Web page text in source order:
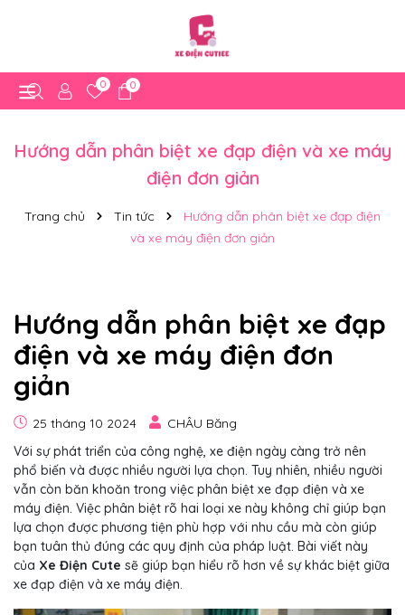
0 0
Hướng dẫn phân biệt xe đạp điện và xe máy
điện đơn giản
Trang chủ Tin tức
Hướng dẫn phân biệt xe đạp điện
và xe máy điện đơn giản
Hướng dẫn phân biệt xe đạp
điện và xe máy điện đơn
giản
25 tháng 10 2024
CHÂU Băng
Với sự phát triển của công nghệ, xe điện ngày càng trở nên
phổ biến và được nhiều người lựa chọn. Tuy nhiên, nhiều người
vẫn còn băn khoăn trong việc phân biệt xe đạp điện và xe
máy điện. Việc phân biệt rõ hai loại xe này không chỉ giúp bạn
lựa chọn được phương tiện phù hợp với nhu cầu mà còn giúp
bạn tuân thủ đúng các quy định của pháp luật. Bài viết này
của Xe Điện Cute sẽ giúp bạn hiểu rõ hơn về sự khác biệt giữa
xe đạp điện và xe máy điện.